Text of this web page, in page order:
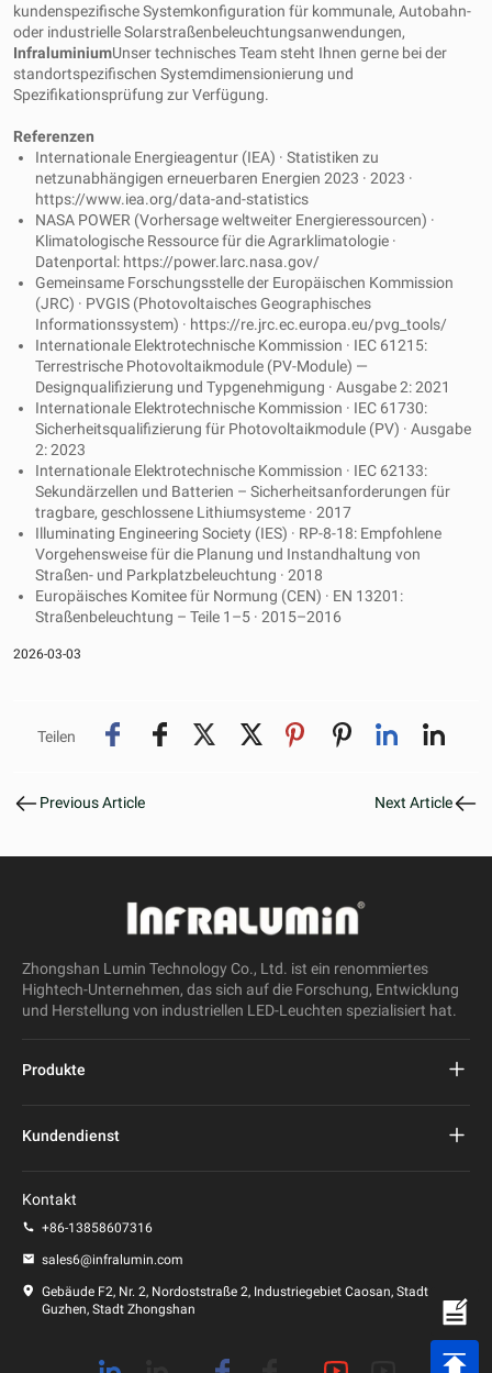
kundenspezifische Systemkonfiguration für kommunale, Autobahn-
oder industrielle Solarstraßenbeleuchtungsanwendungen,
InfraluminiumUnser technisches Team steht Ihnen gerne bei der
standortspezifischen Systemdimensionierung und
Spezifikationsprüfung zur Verfügung.
Referenzen
Internationale Energieagentur (IEA) · Statistiken zu
netzunabhängigen erneuerbaren Energien 2023 · 2023 ·
https://www.iea.org/data-and-statistics
NASA POWER (Vorhersage weltweiter Energieressourcen) ·
Klimatologische Ressource für die Agrarklimatologie ·
Datenportal: https://power.larc.nasa.gov/
Gemeinsame Forschungsstelle der Europäischen Kommission
(JRC) · PVGIS (Photovoltaisches Geographisches
Informationssystem) · https://re.jrc.ec.europa.eu/pvg_tools/
Internationale Elektrotechnische Kommission · IEC 61215:
Terrestrische Photovoltaikmodule (PV-Module) —
Designqualifizierung und Typgenehmigung · Ausgabe 2: 2021
Internationale Elektrotechnische Kommission · IEC 61730:
Sicherheitsqualifizierung für Photovoltaikmodule (PV) · Ausgabe
2: 2023
Internationale Elektrotechnische Kommission · IEC 62133:
Sekundärzellen und Batterien – Sicherheitsanforderungen für
tragbare, geschlossene Lithiumsysteme · 2017
Illuminating Engineering Society (IES) · RP-8-18: Empfohlene
Vorgehensweise für die Planung und Instandhaltung von
Straßen- und Parkplatzbeleuchtung · 2018
Europäisches Komitee für Normung (CEN) · EN 13201:
Straßenbeleuchtung – Teile 1–5 · 2015–2016
2026-03-03
Teilen
Previous Article Next Article
Zhongshan Lumin Technology Co., Ltd. ist ein renommiertes
Hightech-Unternehmen, das sich auf die Forschung, Entwicklung
und Herstellung von industriellen LED-Leuchten spezialisiert hat.
Produkte
LED-Pfostenleuchte
Kundendienst
Datenschutz-Bestimmungen
Kontakt
+86-13858607316
sales6@infralumin.com
Gebäude F2, Nr. 2, Nordoststraße 2, Industriegebiet Caosan, Stadt
Guzhen, Stadt Zhongshan